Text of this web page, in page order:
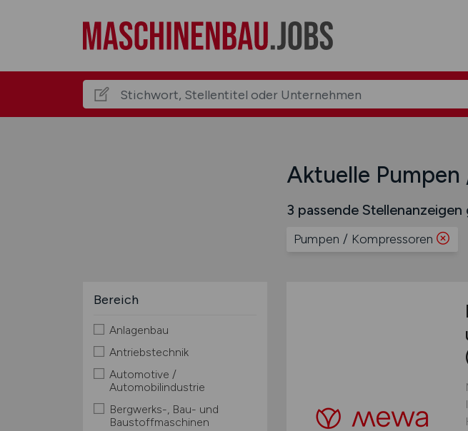
Aktuelle
3 passende
Pumpen / Kompressoren
Bereich
Anlagenbau
Antriebstechnik
Automotive /
Automobilindustrie
Bergwerks-, Bau- und
Baustoffmaschinen